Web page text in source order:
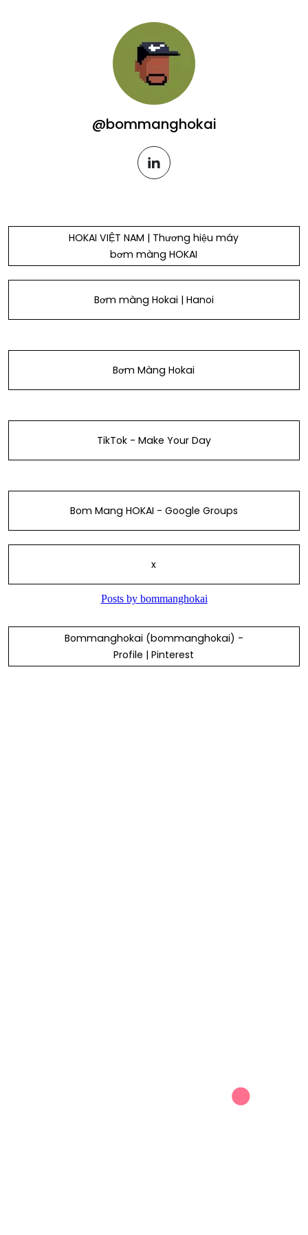
@bommanghokai
linkedin
HOKAI VIỆT NAM | Thương hiệu máy
bơm màng HOKAI
Bơm màng Hokai | Hanoi
Bơm Màng Hokai
TikTok - Make Your Day
Bom Mang HOKAI - Google Groups
x
Bommanghokai (bommanghokai) -
Profile | Pinterest